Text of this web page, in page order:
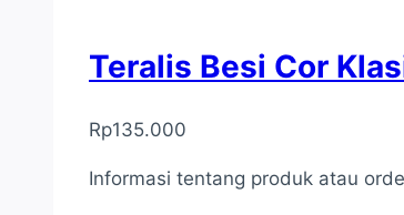
Teralis Besi Cor
Rp135.000
Informasi tentang produk atau